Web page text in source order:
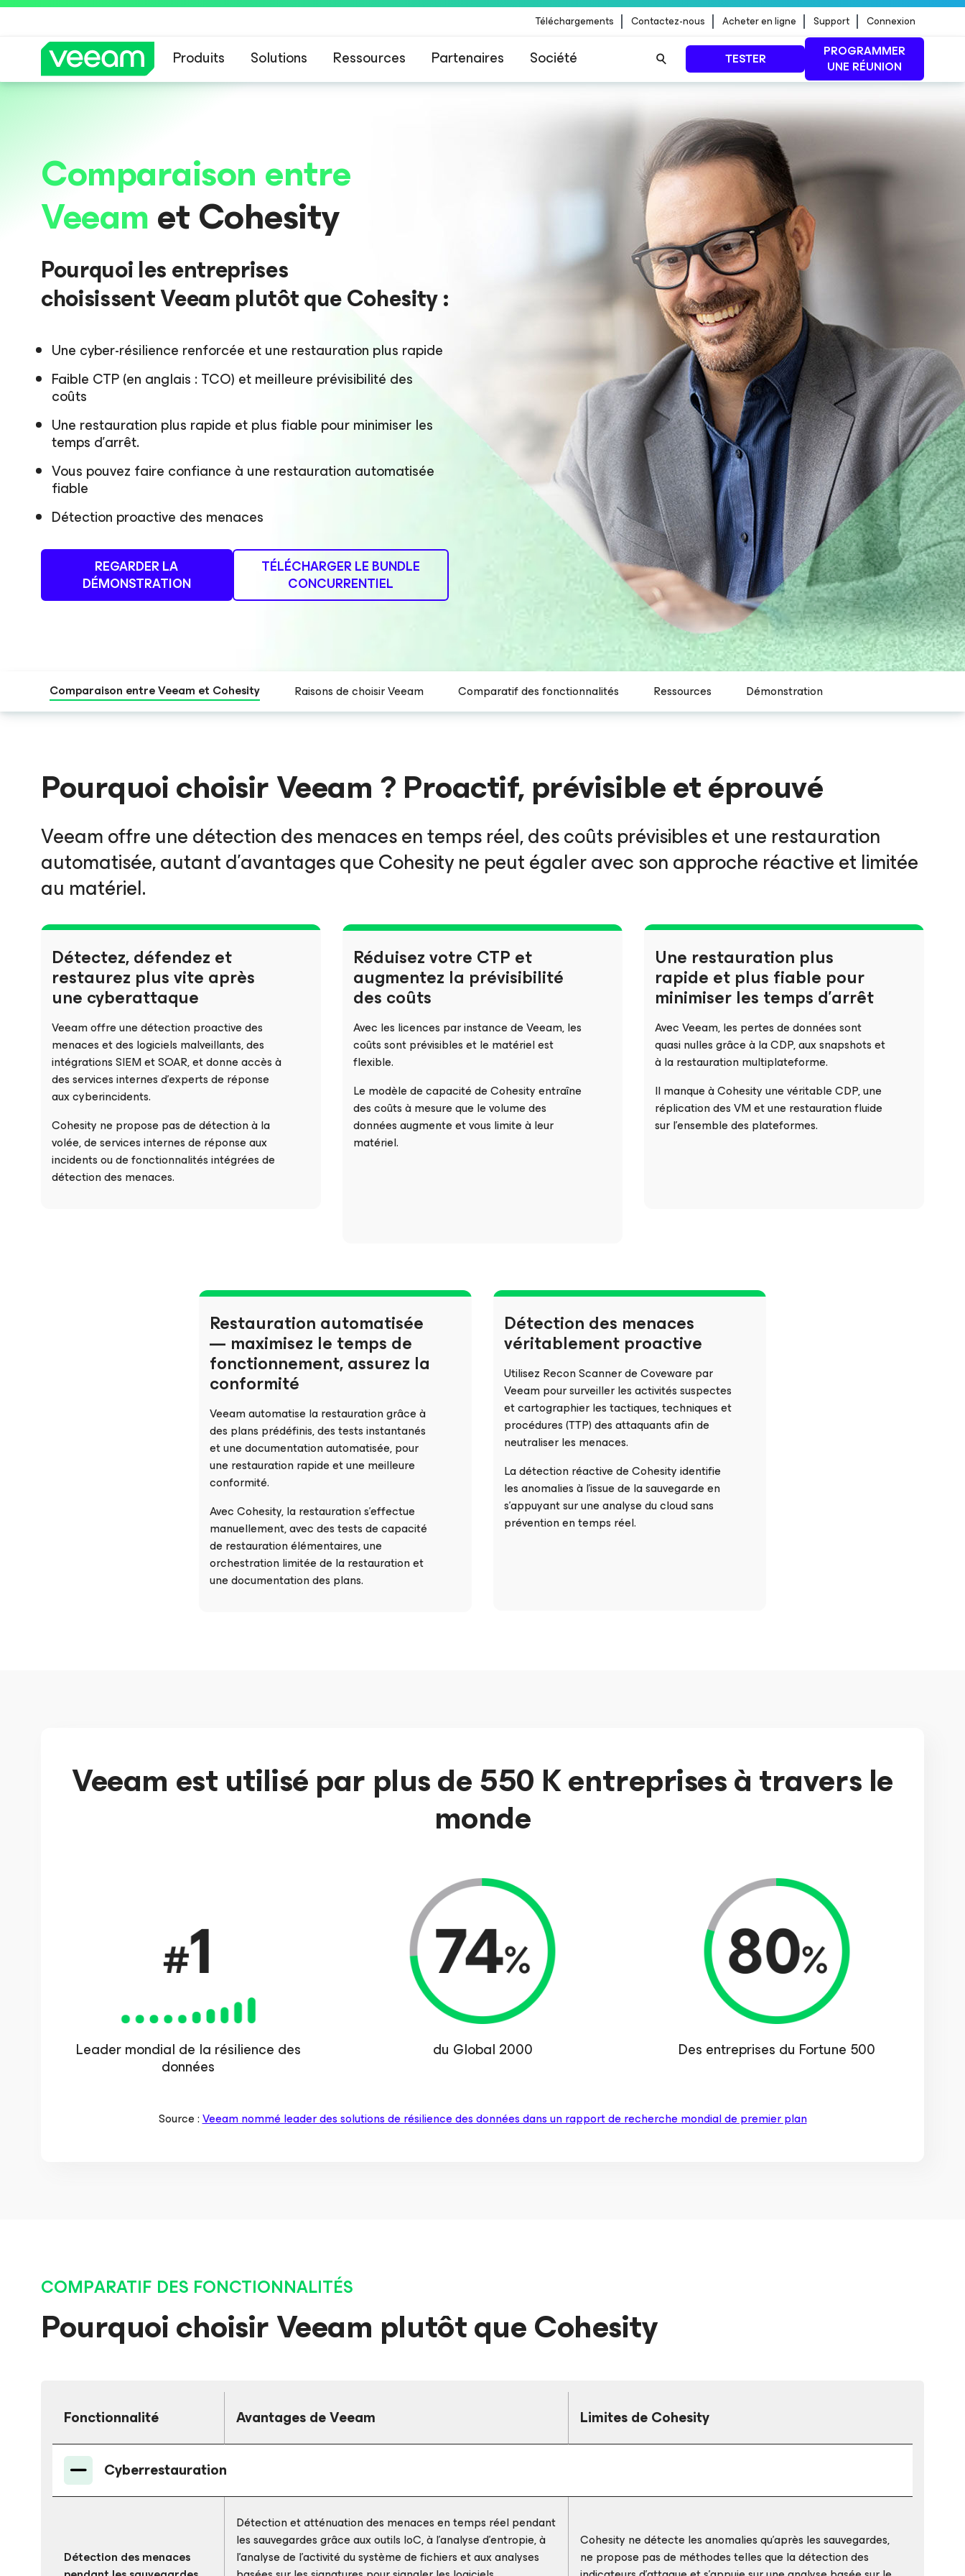
Téléchargements Contactez-nous Acheter en ligne Support Connexion
Produits Solutions Ressources Partenaires Société TESTER
PROGRAMMER
UNE RÉUNION
Recommandations de Veeam pour les clients impactés par la mise à jour de LIRE LA SUITE
Comparaison entre
Veeamet Cohesity
Pourquoi les entreprises
choisissent Veeam plutôt que Cohesity :
Une cyber-résilience renforcée et une restauration plus rapide
Faible CTP (en anglais : TCO) et meilleure prévisibilité des
coûts
Une restauration plus rapide et plus fiable pour minimiser les
temps d’arrêt.
Vous pouvez faire confiance à une restauration automatisée
fiable
Détection proactive des menaces
REGARDER LA
DÉMONSTRATION
TÉLÉCHARGER LE BUNDLE
CONCURRENTIEL
Comparaison entre Veeam et Cohesity Raisons de choisir Veeam Comparatif des fonctionnalités Ressources Démonstration
Pourquoi choisir Veeam ? Proactif, prévisible et éprouvé
Veeam offre une détection des menaces en temps réel, des coûts prévisibles et une restauration
automatisée, autant d’avantages que Cohesity ne peut égaler avec son approche réactive et limitée
au matériel.
Détectez, défendez et
restaurez plus vite après
une cyberattaque
Veeam offre une détection proactive des
menaces et des logiciels malveillants, des
intégrations SIEM et SOAR, et donne accès à
des services internes d’experts de réponse
aux cyberincidents.
Cohesity ne propose pas de détection à la
volée, de services internes de réponse aux
incidents ou de fonctionnalités intégrées de
détection des menaces.
Réduisez votre CTP et
augmentez la prévisibilité
des coûts
Avec les licences par instance de Veeam, les
coûts sont prévisibles et le matériel est
flexible.
Le modèle de capacité de Cohesity entraîne
des coûts à mesure que le volume des
données augmente et vous limite à leur
matériel.
Une restauration plus
rapide et plus fiable pour
minimiser les temps d’arrêt
Avec Veeam, les pertes de données sont
quasi nulles grâce à la CDP, aux snapshots et
à la restauration multiplateforme.
Il manque à Cohesity une véritable CDP, une
réplication des VM et une restauration fluide
sur l’ensemble des plateformes.
Restauration automatisée
— maximisez le temps de
fonctionnement, assurez la
conformité
Veeam automatise la restauration grâce à
des plans prédéfinis, des tests instantanés
et une documentation automatisée, pour
une restauration rapide et une meilleure
conformité.
Avec Cohesity, la restauration s’effectue
manuellement, avec des tests de capacité
de restauration élémentaires, une
orchestration limitée de la restauration et
une documentation des plans.
Détection des menaces
véritablement proactive
Utilisez Recon Scanner de Coveware par
Veeam pour surveiller les activités suspectes
et cartographier les tactiques, techniques et
procédures (TTP) des attaquants afin de
neutraliser les menaces.
La détection réactive de Cohesity identifie
les anomalies à l’issue de la sauvegarde en
s’appuyant sur une analyse du cloud sans
prévention en temps réel.
Veeam est utilisé par plus de 550 K entreprises à travers le
monde
Leader mondial de la résilience des
données
du Global 2000 Des entreprises du Fortune 500
Source :Veeam nommé leader des solutions de résilience des données dans un rapport de recherche mondial de premier plan
COMPARATIF DES FONCTIONNALITÉS
Pourquoi choisir Veeam plutôt que Cohesity
Fonctionnalité Avantages de Veeam Limites de Cohesity
Cyberrestauration
Détection des menaces
Détection et atténuation des menaces en temps réel pendant
les sauvegardes grâce aux outils IoC, à l’analyse d’entropie, à
l’analyse de l’activité du système de fichiers et aux analyses
Cohesity ne détecte les anomalies qu’après les sauvegardes,
ne propose pas de méthodes telles que la détection des